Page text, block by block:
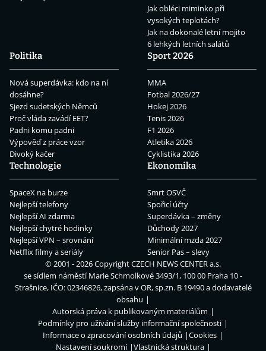
Jak obléci miminko při
vysokých teplotách?
Jak na dokonalé letní mojito
6 lehkých letních salátů
Politika
Nová superdávka: kdo na ní
dosáhne?
Sjezd sudetských Němců
Proč vláda zavádí EET?
Padni komu padni
Výpověď z práce vzor
Divoký kačer
Sport 2026
MMA
Fotbal 2026/27
Hokej 2026
Tenis 2026
F1 2026
Atletika 2026
Cyklistika 2026
Technologie
SpaceX na burze
Nejlepší telefony
Nejlepší AI zdarma
Nejlepší chytré hodinky
Nejlepší VPN – srovnání
Netflix filmy a seriály
Ekonomika
Smrt OSVČ
Spořicí účty
Superdávka – změny
Důchody 2027
Minimální mzda 2027
Senior Pas – slevy
© 2001 - 2026 CopyrightCZECH NEWS CENTER a.s.
se sídlem náměstí Marie Schmolkové 3493/1, 100 00 Praha 10 -
Strašnice, IČO: 02346826, zapsána v OR, sp.zn. B 19490 a dodavatelé
obsahu
Autorská práva k publikovaným materiálům
Podmínky pro užívání služby informační společnosti
Informace o zpracování osobních údajů
Cookies
Nastavení soukromí
Vlastnická struktura